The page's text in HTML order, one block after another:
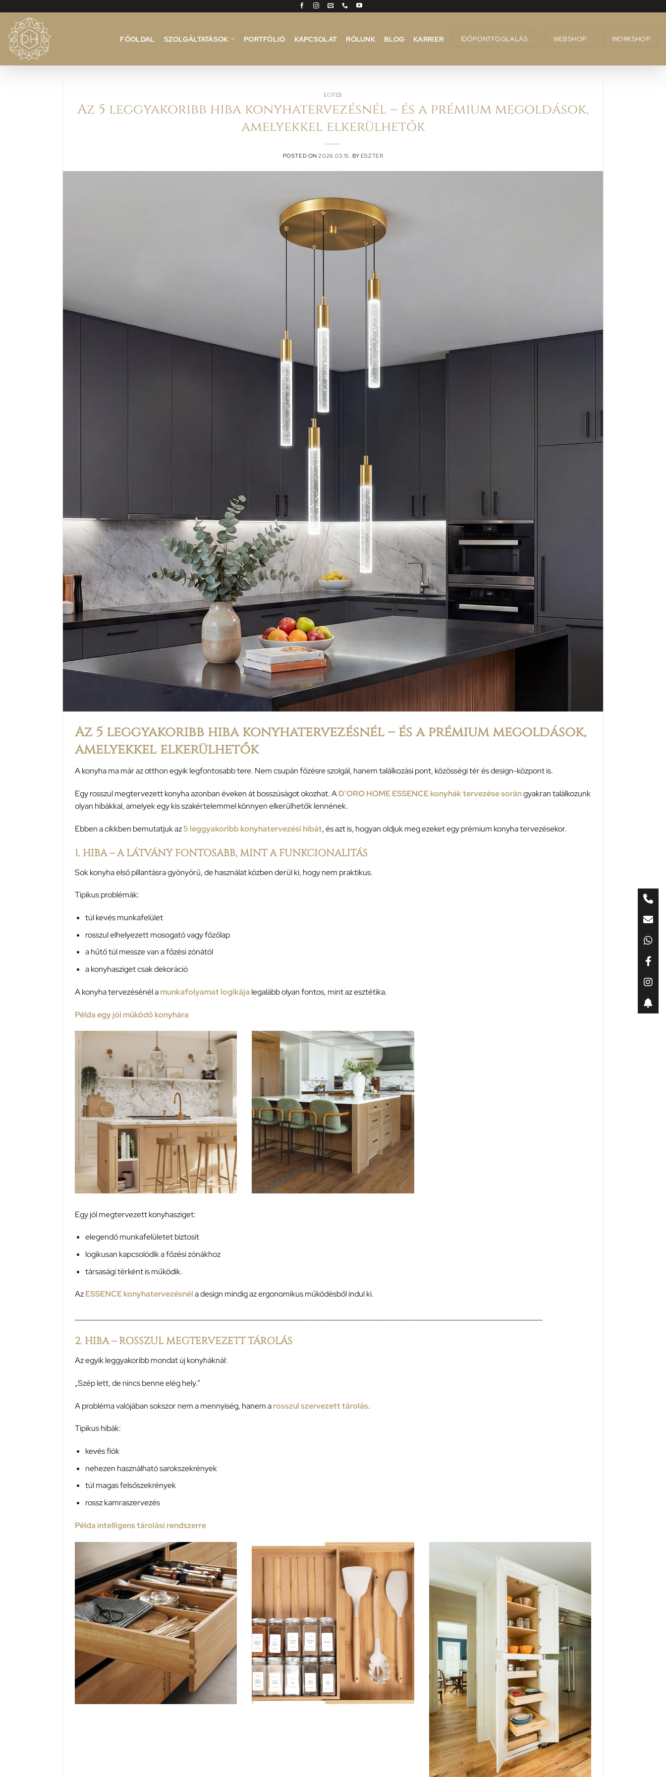
content
FŐOLDAL SZOLGÁLTATÁSOK PORTFÓLIÓ KAPCSOLAT RÓLUNK BLOG KARRIER IDŐPONTFOGLALÁS WEBSHOP WORKSHOP
EGYÉB
Az 5 leggyakoribb hiba konyhatervezésnél – és a prémium megoldások,
amelyekkel elkerülhetők
POSTED ON 2026.03.15. BY ESZTER
Az 5 leggyakoribb hiba konyhatervezésnél – és a prémium megoldások,
amelyekkel elkerülhetők
A konyha ma már az otthon egyik legfontosabb tere. Nem csupán főzésre szolgál, hanem találkozási pont, közösségi tér és design-központ is.
Egy rosszul megtervezett konyha azonban éveken át bosszúságot okozhat. AD’ORO HOME ESSENCE konyhák tervezése sorángyakran találkozunk
olyan hibákkal, amelyek egy kis szakértelemmel könnyen elkerülhetők lennének.
Ebben a cikkben bemutatjuk az5 leggyakoribb konyhatervezési hibát, és azt is, hogyan oldjuk meg ezeket egy prémium konyha tervezésekor.
1. HIBA – A LÁTVÁNY FONTOSABB, MINT A FUNKCIONALITÁS
Sok konyha első pillantásra gyönyörű, de használat közben derül ki, hogy nem praktikus.
Tipikus problémák:
túl kevés munkafelület
rosszul elhelyezett mosogató vagy főzőlap
a hűtő túl messze van a főzési zónától
a konyhasziget csak dekoráció
A konyha tervezésénél amunkafolyamat logikája legalább olyan fontos, mint az esztétika.
Példa egy jól működő konyhára
Egy jól megtervezett konyhasziget:
elegendő munkafelületet biztosít
logikusan kapcsolódik a főzési zónákhoz
társasági térként is működik.
AzESSENCE konyhatervezésnéla design mindig az ergonomikus működésből indul ki.
2. HIBA – ROSSZUL MEGTERVEZETT TÁROLÁS
Az egyik leggyakoribb mondat új konyháknál:
„Szép lett, de nincs benne elég hely.”
A probléma valójában sokszor nem a mennyiség, hanem arosszul szervezett tárolás.
Tipikus hibák:
kevés fiók
nehezen használható sarokszekrények
túl magas felsőszekrények
rossz kamraszervezés
Példa intelligens tárolási rendszerre